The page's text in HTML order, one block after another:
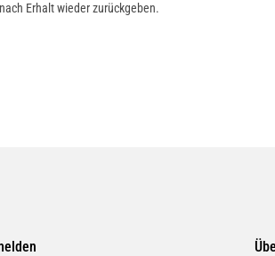
Erhalt wieder zurückgeben.